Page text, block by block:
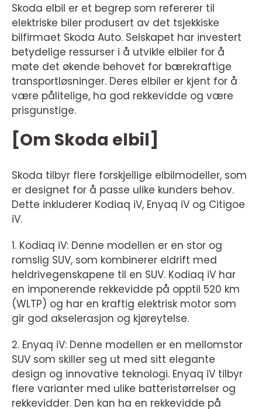
Skoda elbil er et begrep som refererer til
elektriske biler produsert av det tsjekkiske
bilfirmaet Skoda Auto. Selskapet har investert
betydelige ressurser i å utvikle elbiler for å
møte det økende behovet for bærekraftige
transportløsninger. Deres elbiler er kjent for å
være pålitelige, ha god rekkevidde og være
prisgunstige.
[Om Skoda elbil]
Skoda tilbyr flere forskjellige elbilmodeller, som
er designet for å passe ulike kunders behov.
Dette inkluderer Kodiaq iV, Enyaq iV og Citigoe
iV.
1. Kodiaq iV: Denne modellen er en stor og
romslig SUV, som kombinerer eldrift med
heldrivegenskapene til en SUV. Kodiaq iV har
en imponerende rekkevidde på opptil 520 km
(WLTP) og har en kraftig elektrisk motor som
gir god akselerasjon og kjøreytelse.
2. Enyaq iV: Denne modellen er en mellomstor
SUV som skiller seg ut med sitt elegante
design og innovative teknologi. Enyaq iV tilbyr
flere varianter med ulike batteristørrelser og
rekkevidder. Den kan ha en rekkevidde på